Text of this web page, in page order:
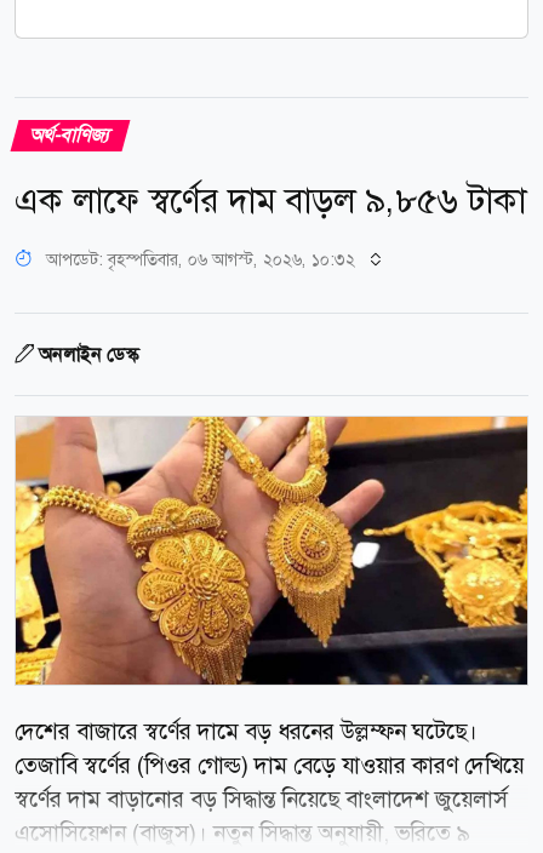
অর্থ-বাণিজ্য
এক লাফে স্বর্ণের দাম বাড়ল ৯,৮৫৬ টাকা
আপডেট: বৃহস্পতিবার, ০৬ আগস্ট, ২০২৬, ১০:৩২
অনলাইন ডেস্ক
দেশের বাজারে স্বর্ণের দামে বড় ধরনের উল্লম্ফন ঘটেছে।
তেজাবি স্বর্ণের (পিওর গোল্ড) দাম বেড়ে যাওয়ার কারণ দেখিয়ে
স্বর্ণের দাম বাড়ানোর বড় সিদ্ধান্ত নিয়েছে বাংলাদেশ জুয়েলার্স
এসোসিয়েশন (বাজুস)। নতুন সিদ্ধান্ত অনুযায়ী, ভরিতে ৯